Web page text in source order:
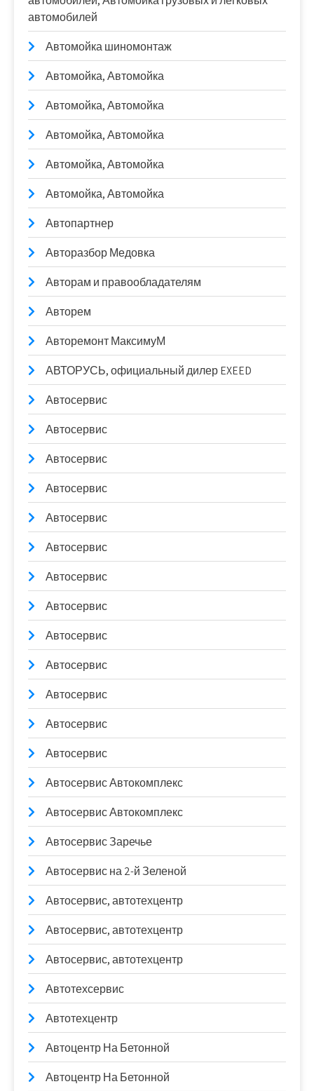
автомобилей
Автомойка шиномонтаж
Автомойка, Автомойка
Автомойка, Автомойка
Автомойка, Автомойка
Автомойка, Автомойка
Автомойка, Автомойка
Автопартнер
Авторазбор Медовка
Авторам и правообладателям
Авторем
Авторемонт МаксимуМ
АВТОРУСЬ, официальный дилер EXEED
Автосервис
Автосервис
Автосервис
Автосервис
Автосервис
Автосервис
Автосервис
Автосервис
Автосервис
Автосервис
Автосервис
Автосервис
Автосервис
Автосервис Автокомплекс
Автосервис Автокомплекс
Автосервис Заречье
Автосервис на 2-й Зеленой
Автосервис, автотехцентр
Автосервис, автотехцентр
Автосервис, автотехцентр
Автотехсервис
Автотехцентр
Автоцентр На Бетонной
Автоцентр На Бетонной